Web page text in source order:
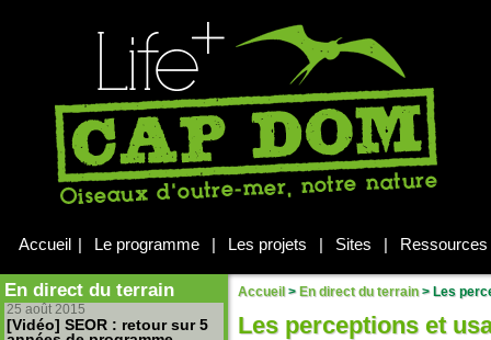
Accueil | Le programme | Les projets | Sites | Ressources
En direct du terrain
25 août 2015
[Vidéo] SEOR : retour sur 5
Accueil > En direct du terrain >Les
Les perceptions et